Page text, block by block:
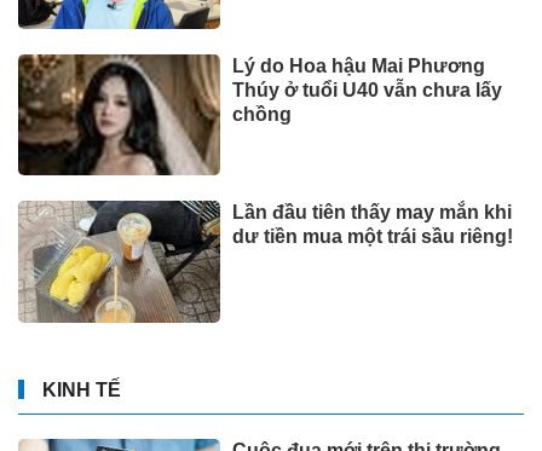
Lý do Hoa hậu Mai Phương
Thúy ở tuổi U40 vẫn chưa lấy
chồng
Lần đầu tiên thấy may mắn khi
dư tiền mua một trái sầu riêng!
KINH TẾ